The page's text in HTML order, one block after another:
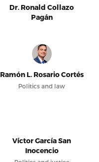
Dr. Ronald Collazo
Pagán
Ramón L. Rosario Cortés
Politics and law
Víctor García San
Inocencio